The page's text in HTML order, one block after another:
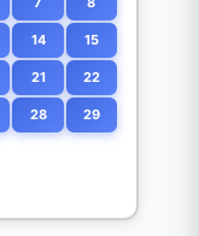
14 15
21 22
28 29